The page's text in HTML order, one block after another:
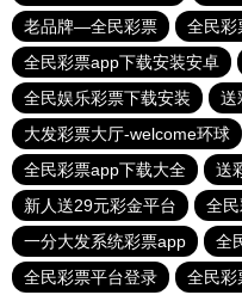
老品牌—全民彩票
全民彩
全民彩票app下载安装安卓
全民娱乐彩票下载安装
送
大发彩票大厅-welcome环球
全民彩票app下载大全
送
新人送29元彩金平台
全
一分大发系统彩票app
全
全民彩票平台登录
全民彩